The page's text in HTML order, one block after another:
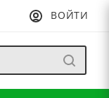
ВОЙТИ